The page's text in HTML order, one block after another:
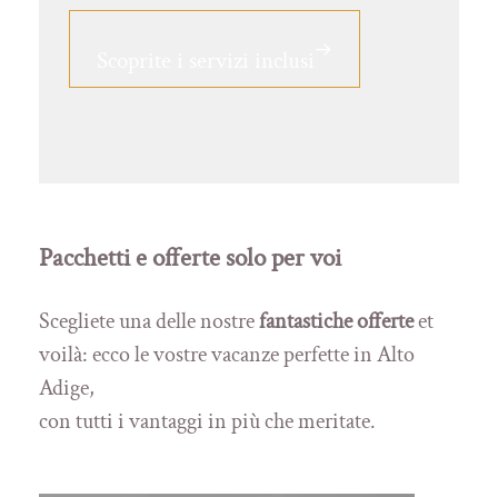
Pacchetti e offerte solo per voi
Scegliete una delle nostrefantastiche offerteet
voilà: ecco le vostre vacanze perfette in Alto
Adige,
con tutti i vantaggi in più che meritate.